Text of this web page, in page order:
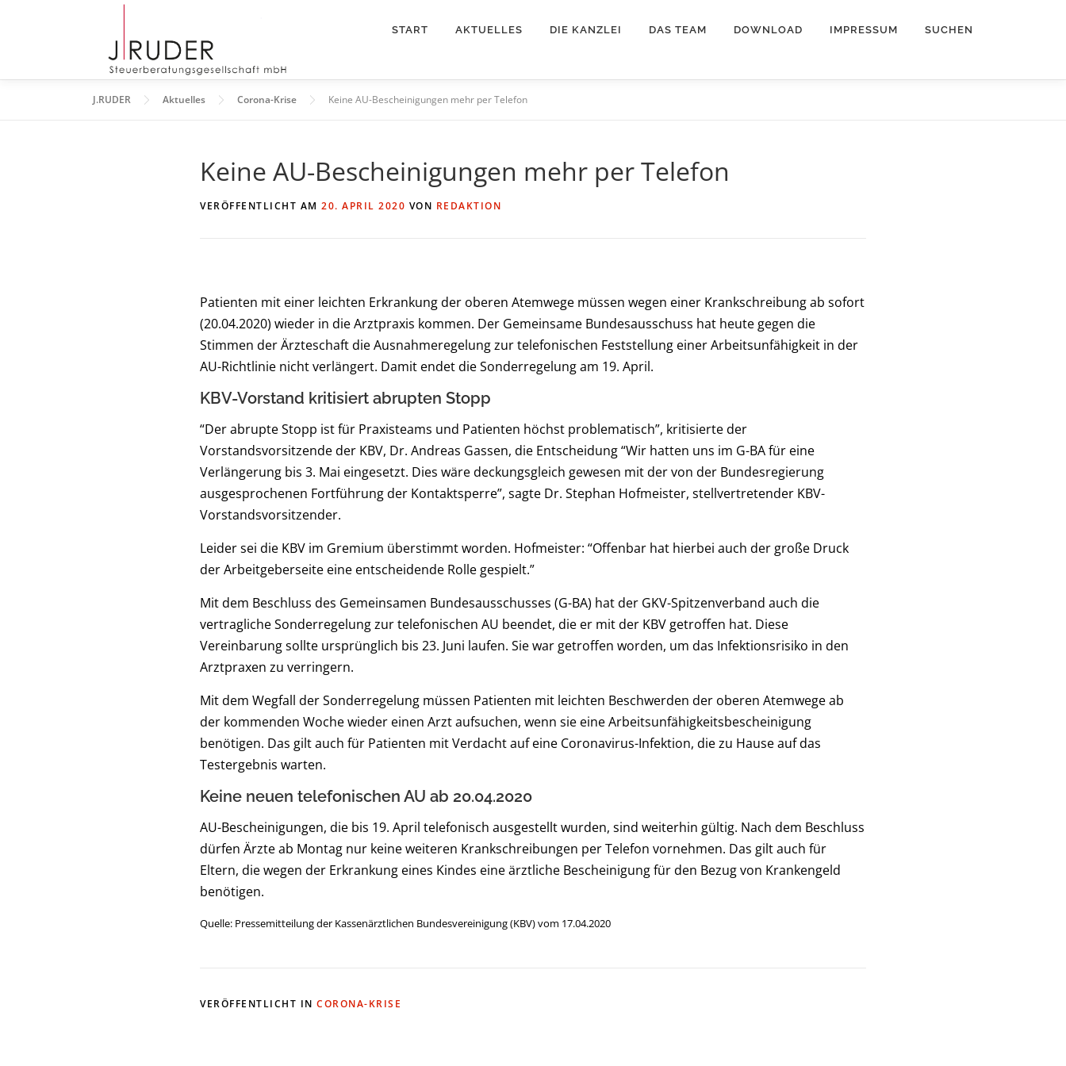
START AKTUELLES DIE KANZLEI DAS TEAM DOWNLOAD IMPRESSUM SUCHEN
J.RUDER Aktuelles Corona-Krise Keine AU-Bescheinigungen mehr per Telefon
Keine AU-Bescheinigungen mehr per Telefon
VERÖFFENTLICHT AM 20. APRIL 2020 VON REDAKTION
Patienten mit einer leichten Erkrankung der oberen Atemwege müssen wegen einer Krankschreibung ab sofort
(20.04.2020) wieder in die Arztpraxis kommen. Der Gemeinsame Bundesausschuss hat heute gegen die
Stimmen der Ärzteschaft die Ausnahmeregelung zur telefonischen Feststellung einer Arbeitsunfähigkeit in der
AU-Richtlinie nicht verlängert. Damit endet die Sonderregelung am 19. April.
KBV-Vorstand kritisiert abrupten Stopp
“Der abrupte Stopp ist für Praxisteams und Patienten höchst problematisch”, kritisierte der
Vorstandsvorsitzende der KBV, Dr. Andreas Gassen, die Entscheidung “Wir hatten uns im G-BA für eine
Verlängerung bis 3. Mai eingesetzt. Dies wäre deckungsgleich gewesen mit der von der Bundesregierung
ausgesprochenen Fortführung der Kontaktsperre”, sagte Dr. Stephan Hofmeister, stellvertretender KBV-
Vorstandsvorsitzender.
Leider sei die KBV im Gremium überstimmt worden. Hofmeister: “Offenbar hat hierbei auch der große Druck
der Arbeitgeberseite eine entscheidende Rolle gespielt.”
Mit dem Beschluss des Gemeinsamen Bundesausschusses (G-BA) hat der GKV-Spitzenverband auch die
vertragliche Sonderregelung zur telefonischen AU beendet, die er mit der KBV getroffen hat. Diese
Vereinbarung sollte ursprünglich bis 23. Juni laufen. Sie war getroffen worden, um das Infektionsrisiko in den
Arztpraxen zu verringern.
Mit dem Wegfall der Sonderregelung müssen Patienten mit leichten Beschwerden der oberen Atemwege ab
der kommenden Woche wieder einen Arzt aufsuchen, wenn sie eine Arbeitsunfähigkeitsbescheinigung
benötigen. Das gilt auch für Patienten mit Verdacht auf eine Coronavirus-Infektion, die zu Hause auf das
Testergebnis warten.
Keine neuen telefonischen AU ab 20.04.2020
AU-Bescheinigungen, die bis 19. April telefonisch ausgestellt wurden, sind weiterhin gültig. Nach dem Beschluss
dürfen Ärzte ab Montag nur keine weiteren Krankschreibungen per Telefon vornehmen. Das gilt auch für
Eltern, die wegen der Erkrankung eines Kindes eine ärztliche Bescheinigung für den Bezug von Krankengeld
benötigen.
Quelle: Pressemitteilung der Kassenärztlichen Bundesvereinigung (KBV) vom 17.04.2020
VERÖFFENTLICHT IN CORONA-KRISE